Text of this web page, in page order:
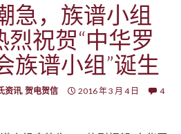
急，族谱小组
祝贺“中华罗
族谱小组”诞生
资讯, 贺电贺信 2016 年 3 月 4 日
4